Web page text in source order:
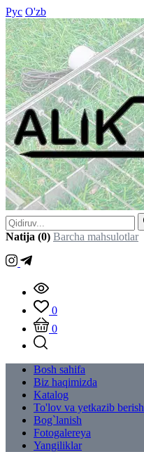
Рус O'zb
Natija (0) Barcha mahsulotlar
0
0
Bosh sahifa
Biz haqimizda
Katalog
To'lov va yetkazib berish
Bog`lanish
Fotogalereya
Yangiliklar